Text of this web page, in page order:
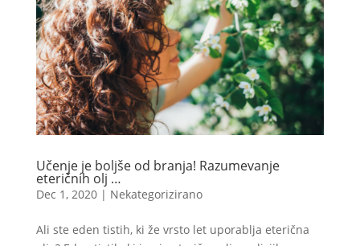
Učenje je boljše od branja! Razumevanje
eteričnih olj …
Dec 1, 2020| Nekategorizirano
Ali ste eden tistih, ki že vrsto let uporablja eterična